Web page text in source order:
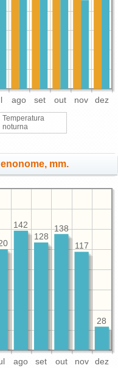
ago set out nov dez
Temperatura
noturna
mm.
ago set out nov dez
28
117
138
128
142